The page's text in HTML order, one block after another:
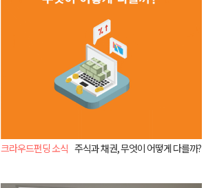
크라우드펀딩 소식 주식과 채권, 무엇이 어떻게 다를까?